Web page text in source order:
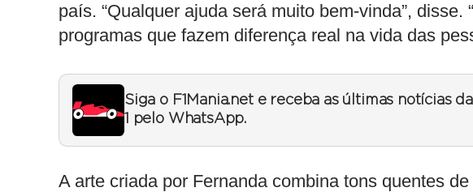
país. “Qualquer ajuda será muito bem-vinda”, disse.
programas que fazem diferença real na vida das
Siga o F1Mania.net e receba as últimas notícias
1 pelo WhatsApp.
A arte criada por Fernanda combina tons quentes